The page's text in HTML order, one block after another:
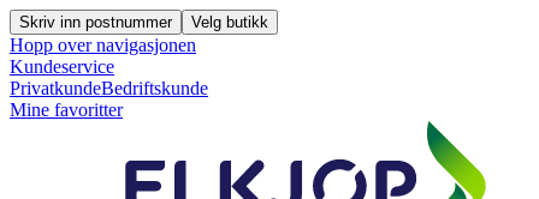
Skriv inn postnummer Velg butikk
Hopp over navigasjonen
Kundeservice
PrivatkundeBedriftskunde
Mine favoritter